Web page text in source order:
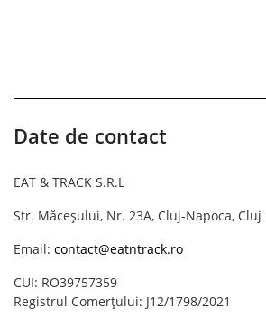
Date de contact
EAT & TRACK S.R.L
Str. Măceșului, Nr. 23A, Cluj-Napoca, Cluj
Email: contact@eatntrack.ro
CUI: RO39757359
Registrul Comerțului: J12/1798/2021